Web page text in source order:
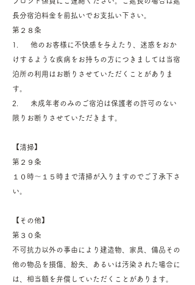
長分宿泊料金を前払いでお支払い下さい。
第２８条
1. 他のお客様に不快感を与えたり、迷惑をおか
けするような疾病をお持ちの方につきましては当宿
泊所の利用はお断りさせていただくことがありま
す。
2. 未成年者のみのご宿泊は保護者の許可のない
限りお断りさせていただきます。
【清掃】
第２９条
１０時～１５時まで清掃が入りますのでご了承下さ
い。
【その他】
第３０条
不可抗力以外の事由により建造物、家具、備品その
他の物品を損傷、紛失、あるいは汚染された場合に
は、相当額を弁償していただくことがあります。